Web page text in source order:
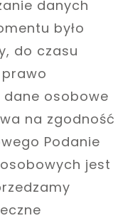
danych
było
do czasu
osobowe
na zgodność
Podanie
jest